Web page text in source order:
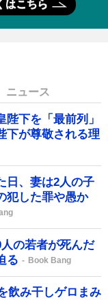
ニュース
下を「最前列」
が尊敬される理
日、妻は2人の子
犯した罪や愚か
の若者が死んだ
る
Book Bang
飲み干しゲロまみ